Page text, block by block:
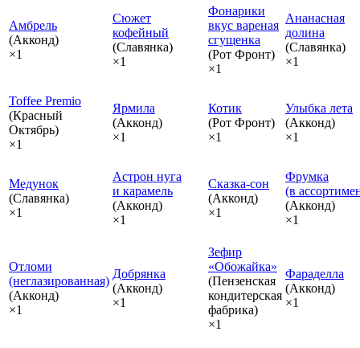
Амбрель
(Акконд)
×1
Сюжет
кофейный
(Славянка)
×1
Фонарики
вкус вареная
сгущенка
(Рот Фронт)
×1
Ананасная
долина
(Славянка)
×1
Toffee Premio
(Красный
Октябрь)
×1
Ярмила
(Акконд)
×1
Котик
(Рот Фронт)
×1
Улыбка лета
(Акконд)
×1
Медунок
(Славянка)
×1
Астрон нуга
и карамель
(Акконд)
×1
Сказка‑сон
(Акконд)
×1
Фрумка
(в
(Акконд)
×1
Отломи
(неглазированная)
(Акконд)
×1
Добрянка
(Акконд)
×1
Зефир
«Обожайка»
(Пензенская
кондитерская
фабрика)
×1
Фараделла
(Акконд)
×1